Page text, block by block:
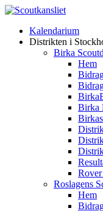
Kalendarium
Distrikten i
Birka
Hem
Birka
Roslagens
Hem